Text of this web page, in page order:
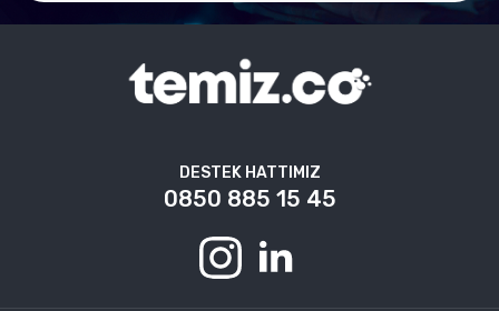
DESTEK HATTIMIZ
0850 885 15 45